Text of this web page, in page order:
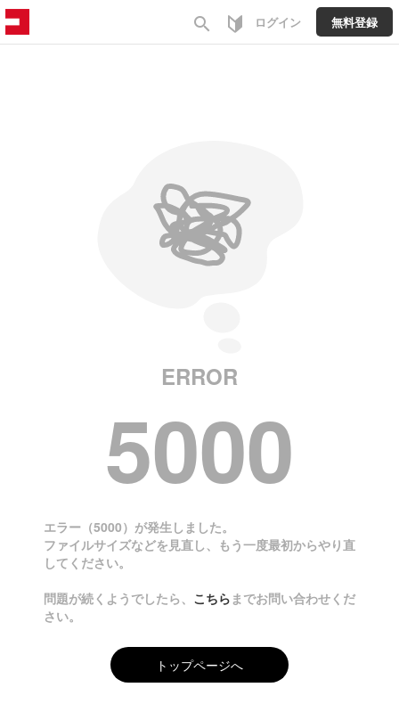
search ログイン 無料登録
ERROR
5000
エラー （5000） が発生しました。
ファイルサイズなどを見直し、もう一度最初からやり直
してください。
問題が続くようでしたら、 こちらまでお問い合わせくだ
さい。
トップページへ